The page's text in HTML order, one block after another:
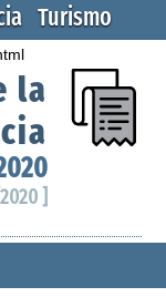
Turismo
la
]